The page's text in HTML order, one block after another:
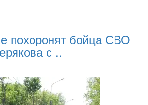
похоронят бойца СВО
с ..